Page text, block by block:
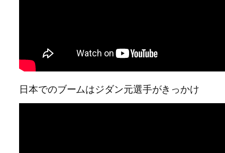
日本でのブームはジダン元選手がきっかけ